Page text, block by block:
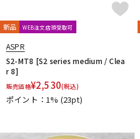
新品 WEB注文店頭受取可
ASPR
S2-MT8 [S2 series medium / Clea
r 8]
販売価格¥2,530(税込)
ポイント：1% (23pt)